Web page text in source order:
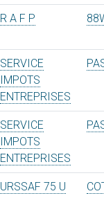
R A F P
SERVICE
IMPOTS
ENTREPRISES
SERVICE
IMPOTS
ENTREPRISES
URSSAF 75 U